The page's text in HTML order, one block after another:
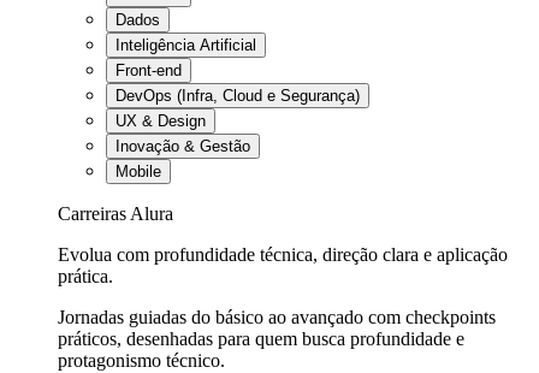
Dados
Inteligência Artificial
Front-end
DevOps (Infra, Cloud e Segurança)
UX & Design
Inovação & Gestão
Mobile
Carreiras Alura
Evolua com profundidade técnica, direção clara e aplicação
prática.
Jornadas guiadas do básico ao avançado com checkpoints
práticos, desenhadas para quem busca profundidade e
protagonismo técnico.